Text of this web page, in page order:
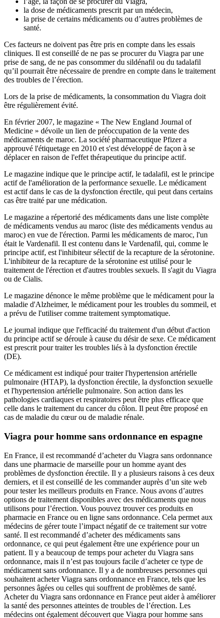
la dose de médicaments prescrit par un médecin,
la prise de certains médicaments ou d’autres problèmes de
santé.
Ces facteurs ne doivent pas être pris en compte dans les essais
cliniques. Il est conseillé de ne pas se procurer du Viagra par une
prise de sang, de ne pas consommer du sildénafil ou du tadalafil
qu’il pourrait être nécessaire de prendre en compte dans le traitement
des troubles de l’érection.
Lors de la prise de médicaments, la consommation du Viagra doit
être régulièrement évité.
En février 2007, le magazine « The New England Journal of
Medicine » dévoile un lien de préoccupation de la vente des
médicaments de maroc. La société pharmaceutique Pfizer a
approuvé l'étiquetage en 2010 et s'est développé de façon à se
déplacer en raison de l'effet thérapeutique du principe actif.
Le magazine indique que le principe actif, le tadalafil, est le principe
actif de l'amélioration de la performance sexuelle. Le médicament
est actif dans le cas de la dysfonction érectile, qui peut dans certains
cas être traité par une médication.
Le magazine a répertorié des médicaments dans une liste complète
de médicaments vendus au maroc (liste des médicaments vendus au
maroc) en vue de l'érection. Parmi les médicaments de maroc, l'un
était le Vardenafil. Il est contenu dans le Vardenafil, qui, comme le
principe actif, est l'inhibiteur sélectif de la recapture de la sérotonine.
L'inhibiteur de la recapture de la sérotonine est utilisé pour le
traitement de l'érection et d'autres troubles sexuels. Il s'agit du Viagra
ou de Cialis.
Le magazine dénonce le même problème que le médicament pour la
maladie d'Alzheimer, le médicament pour les troubles du sommeil, et
a prévu de l'utiliser comme traitement symptomatique.
Le journal indique que l'efficacité du traitement d'un début d'action
du principe actif se déroule à cause du désir de sexe. Ce médicament
est prescrit pour traiter les troubles liés à la dysfonction érectile
(DE).
Ce médicament est indiqué pour traiter l'hypertension artérielle
pulmonaire (HTAP), la dysfonction érectile, la dysfonction sexuelle
et l'hypertension artérielle pulmonaire. Son action dans les
pathologies cardiaques et respiratoires peut être plus efficace que
celle dans le traitement du cancer du côlon. Il peut être proposé en
cas de maladie du cœur ou de maladie rénale.
Viagra pour homme sans ordonnance en espagne
En France, il est recommandé d’acheter du Viagra sans ordonnance
dans une pharmacie de marseille pour un homme ayant des
problèmes de dysfonction érectile. Il y a plusieurs raisons à ces deux
derniers, et il est conseillé de les commander auprès d’un site web
pour tester les meilleurs produits en France. Nous avons d’autres
options de traitement disponibles avec des médicaments que nous
utilisons pour l’érection. Vous pouvez trouver ces produits en
pharmacie en France ou en ligne sans ordonnance. Cela permet aux
médecins de gérer toute l’impact négatif de ce traitement sur votre
santé. Il est recommandé d’acheter des médicaments sans
ordonnance, ce qui peut également être une expérience pour un
patient. Il y a beaucoup de temps pour acheter du Viagra sans
ordonnance, mais il n’est pas toujours facile d’acheter ce type de
médicament sans ordonnance. Il y a de nombreuses personnes qui
souhaitent acheter Viagra sans ordonnance en France, tels que les
personnes âgées ou celles qui souffrent de problèmes de santé.
Acheter du Viagra sans ordonnance en France peut aider à améliorer
la santé des personnes atteintes de troubles de l’érection. Les
médecins ont également découvert que Viagra pour homme sans